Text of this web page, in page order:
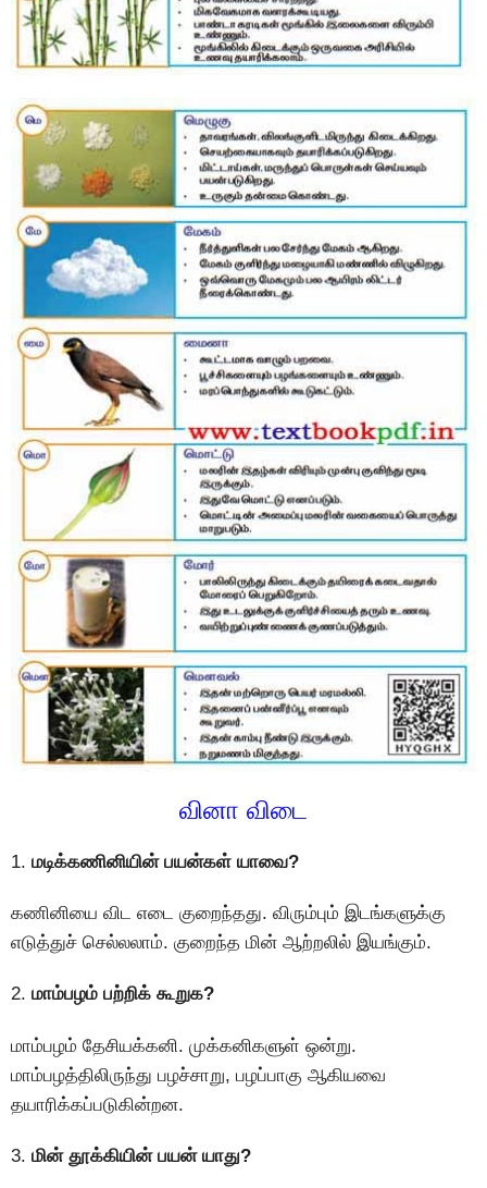
வினா விடை
1. மடிக்கணினியின் பயன்கள் யாவை?
கணினியை விட எடை குறைந்தது. விரும்பும் இடங்களுக்கு
எடுத்துச் செல்லலாம். குறைந்த மின் ஆற்றலில் இயங்கும்.
2. மாம்பழம் பற்றிக் கூறுக?
மாம்பழம் தேசியக்கனி. முக்கனிகளுள் ஒன்று.
மாம்பழத்திலிருந்து பழச்சாறு, பழப்பாகு ஆகியவை
தயாரிக்கப்படுகின்றன.
3. மின் தூக்கியின் பயன் யாது?